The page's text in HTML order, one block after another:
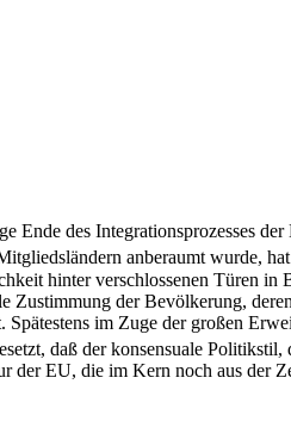
Ende des Integrationsprozesses
anberaumt wurde,
hinter verschlossenen Türen in
Zustimmung der Bevölkerung,
im Zuge der großen
daß der konsensuale Politikstil,
der EU, die im Kern noch aus der